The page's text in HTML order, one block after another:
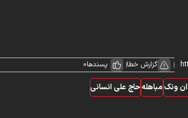
گزارش خطا پسندها0
ونک مباهلهحاج علی انسانی